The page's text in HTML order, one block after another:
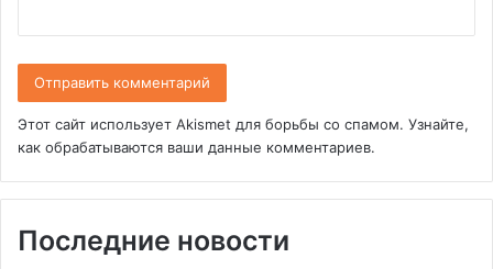
Этот сайт использует Akismet для борьбы со спамом. Узнайте,
как обрабатываются ваши данные комментариев.
Последние новости